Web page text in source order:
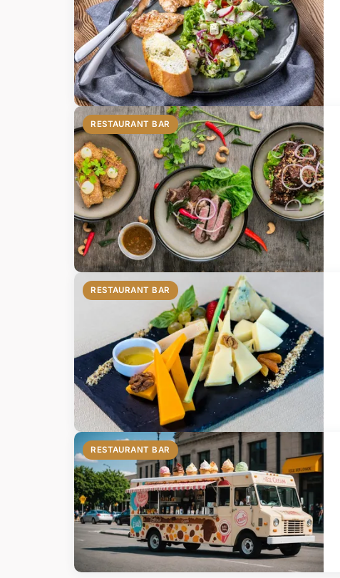
RESTAURANT BAR
RESTAURANT BAR
RESTAURANT BAR